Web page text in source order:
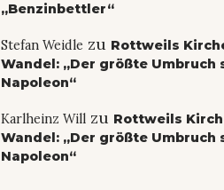
„Benzinbettler“
Stefan Weidle zu Rottweils
Wandel: „Der größte Umbruch
Napoleon“
Karlheinz Willzu Rottweils
Wandel: „Der größte Umbruch
Napoleon“